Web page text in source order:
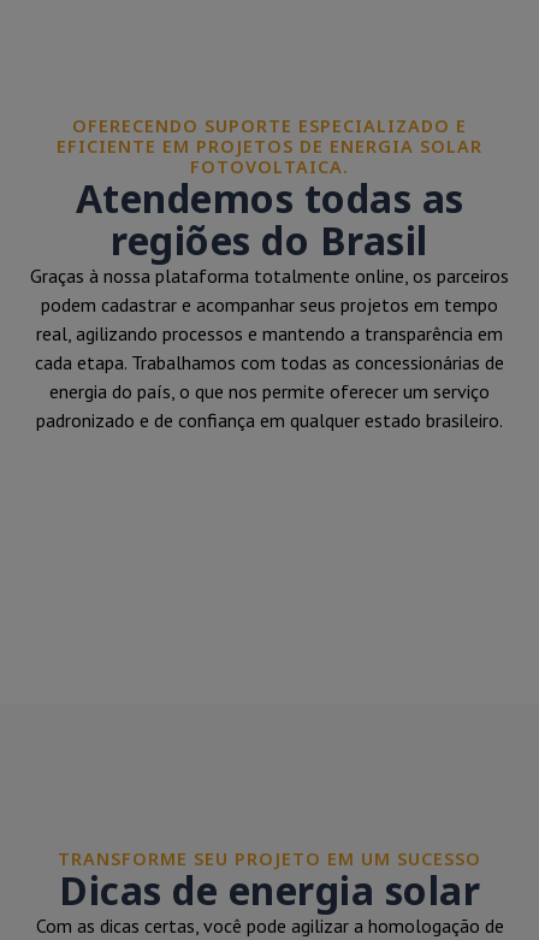
OFERECENDO SUPORTE ESPECIALIZADO E
EFICIENTE EM PROJETOS DE ENERGIA SOLAR
FOTOVOLTAICA.
Atendemos todas as
regiões do Brasil
Graças à nossa plataforma totalmente online, os parceiros
podem cadastrar e acompanhar seus projetos em tempo
real, agilizando processos e mantendo a transparência em
cada etapa. Trabalhamos com todas as concessionárias de
energia do país, o que nos permite oferecer um serviço
padronizado e de confiança em qualquer estado brasileiro.
TRANSFORME SEU PROJETO EM UM SUCESSO
Dicas de energia solar
Com as dicas certas, você pode agilizar a homologação de